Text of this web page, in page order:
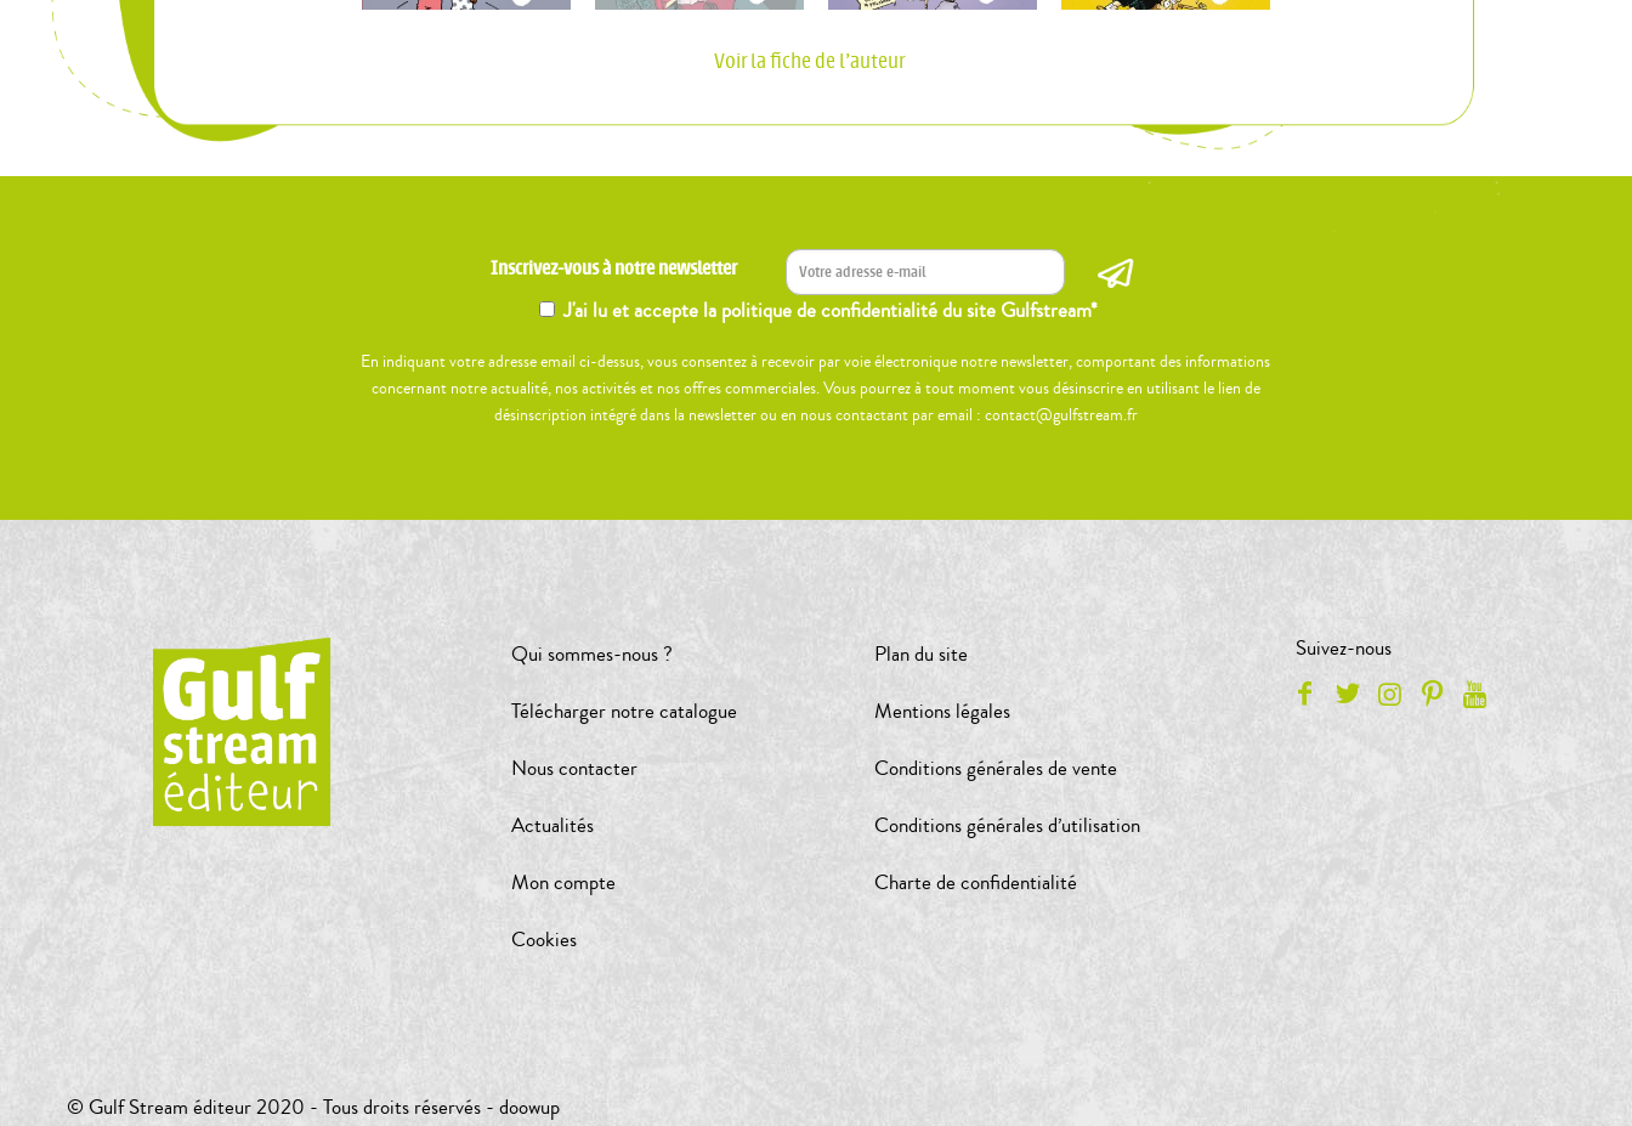
Voir la fiche de l'auteur
Inscrivez-vous à notre newsletter
J'ai lu et accepte la politique de confidentialité du site Gulfstream*
En indiquant votre adresse email ci-dessus, vous consentez à recevoir par voie électronique notre newsletter, comportant des informations
concernant notre actualité, nos activités et nos offres commerciales. Vous pourrez à tout moment vous désinscrire en utilisant le lien de
désinscription intégré dans la newsletter ou en nous contactant par email : contact@gulfstream.fr
Qui sommes-nous ?
Télécharger notre catalogue
Nous contacter
Actualités
Mon compte
Cookies
Plan du site
Mentions légales
Conditions générales de vente
Conditions générales d’utilisation
Charte de confidentialité
Suivez-nous
© Gulf Stream éditeur 2020 - Tous droits réservés - doowup